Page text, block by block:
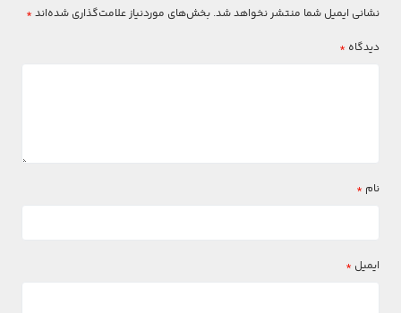
نشانی ایمیل شما منتشر نخواهد شد. بخش‌های موردنیاز علامت‌گذاری شده‌اند *
دیدگاه *
نام *
ایمیل *